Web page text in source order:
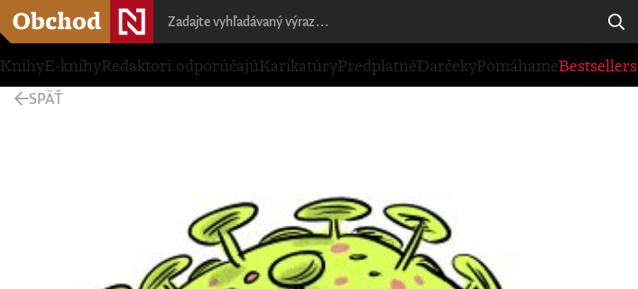
KnihyE-knihyRedaktori odporúčajúKarikatúryPredplatnéDarčekyPomáhameBestsellers
SPÄŤ